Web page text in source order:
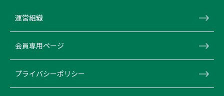
運営組織
会員専用ページ
プライバシーポリシー